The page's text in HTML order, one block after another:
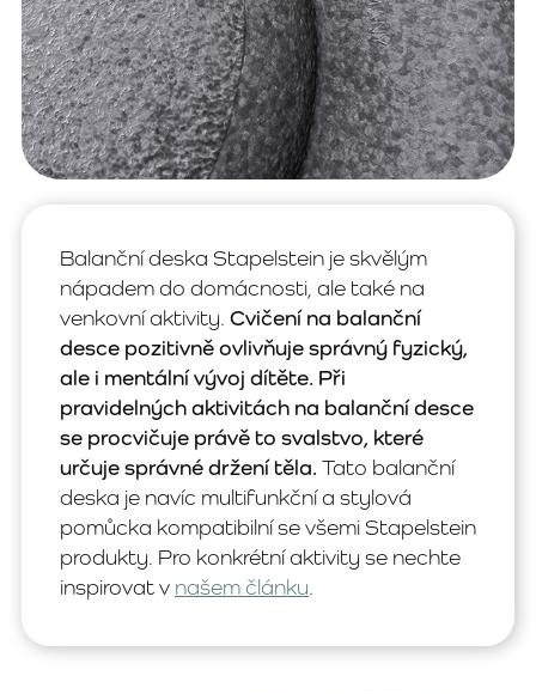
Balanční deska Stapelstein je skvělým
nápadem do domácnosti, ale také na
venkovní aktivity. Cvičení na balanční
desce pozitivně ovlivňuje správný fyzický,
ale i mentální vývoj dítěte. Při
pravidelných aktivitách na balanční desce
se procvičuje právě to svalstvo, které
určuje správné držení těla. Tato balanční
deska je navíc multifunkční a stylová
pomůcka kompatibilní se všemi Stapelstein
produkty. Pro konkrétní aktivity se nechte
inspirovat v našem článku.